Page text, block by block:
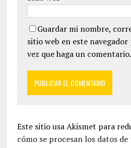
Guardar mi nombre,
sitio web en este
vez que haga un comentario.
Este sitio usa Akismet para
cómo se procesan los datos